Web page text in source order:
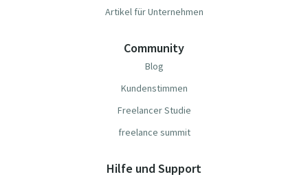
Artikel für Unternehmen
Community
Blog
Kundenstimmen
Freelancer Studie
freelance summit
Hilfe und Support